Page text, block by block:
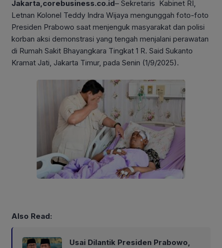
Jakarta,corebusiness.co.id– Sekretaris Kabinet RI,
Letnan Kolonel Teddy Indra Wijaya mengunggah foto-foto
Presiden Prabowo saat menjenguk masyarakat dan polisi
korban aksi demonstrasi yang tengah menjalani perawatan
di Rumah Sakit Bhayangkara Tingkat 1 R. Said Sukanto
Kramat Jati, Jakarta Timur, pada Senin (1/9/2025).
Also Read:
Usai Dilantik Presiden Prabowo,